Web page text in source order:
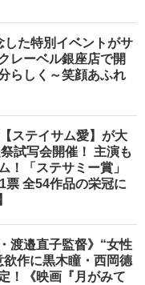
した特別イベントがサ
レーベル銀座店で開
らしく～笑顔あふれ
ステイサム愛】が大
試写会開催！ 主演も
！「ステサミー賞」
票 全54作品の栄冠に
渡邉直子監督》“女性
作に黒木瞳・西岡德
！《映画『月がみて